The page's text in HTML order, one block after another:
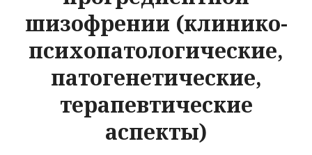
шизофрении (клинико-
психопатологические,
патогенетические,
терапевтические
аспекты)